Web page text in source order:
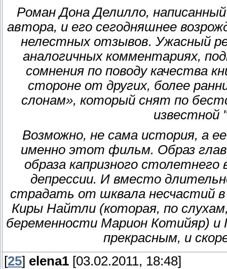
Роман Дона Делилло,
автора, и его сегодняшнее
нелестных отзывов. Ужасный
аналогичных комментариях,
сомнения по поводу качества
стороне от других, более
слонам», который снят по
известной
Возможно, не сама история, а
именно этот фильм. Образ
образа капризного столетнего
депрессии. И вместо
страдать от шквала несчастий в
Киры Найтли (которая, по
беременности Марион Котийяр)
прекрасным, и
[25] elena1 [03.02.2011, 18:48]